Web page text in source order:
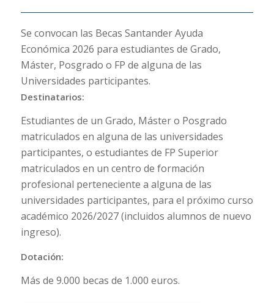
Se convocan las Becas Santander Ayuda
Económica 2026 para estudiantes de Grado,
Máster, Posgrado o FP de alguna de las
Universidades participantes.
Destinatarios:
Estudiantes de un Grado, Máster o Posgrado
matriculados en alguna de las universidades
participantes, o estudiantes de FP Superior
matriculados en un centro de formación
profesional perteneciente a alguna de las
universidades participantes, para el próximo curso
académico 2026/2027 (incluidos alumnos de nuevo
ingreso).
Dotación:
Más de 9.000 becas de 1.000 euros.